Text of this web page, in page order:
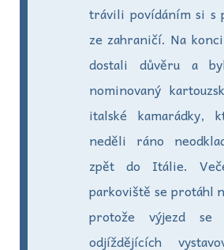
trávili povídáním si s
ze zahraničí. Na
dostali důvěru a
nominovaný
italské kamarádky,
neděli ráno
zpět do Itálie.
parkoviště se protáhl
protože výjezd se
odjíždějících